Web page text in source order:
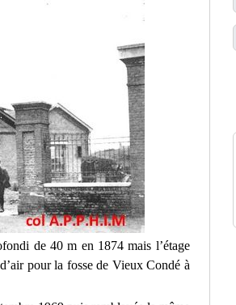
de 40 m en 1874 mais l’étage
pour la fosse de Vieux Condé à